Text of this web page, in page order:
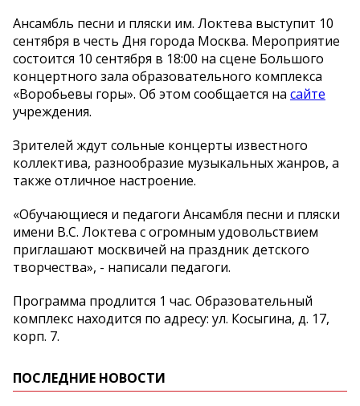
Ансамбль песни и пляски им. Локтева выступит 10
сентября в честь Дня города Москва. Мероприятие
состоится 10 сентября в 18:00 на сцене Большого
концертного зала образовательного комплекса
«Воробьевы горы». Об этом сообщается на сайте
учреждения.
Зрителей ждут сольные концерты известного
коллектива, разнообразие музыкальных жанров, а
также отличное настроение.
«Обучающиеся и педагоги Ансамбля песни и пляски
имени В.С. Локтева с огромным удовольствием
приглашают москвичей на праздник детского
творчества», - написали педагоги.
Программа продлится 1 час. Образовательный
комплекс находится по адресу: ул. Косыгина, д. 17,
корп. 7.
ПОСЛЕДНИЕ НОВОСТИ